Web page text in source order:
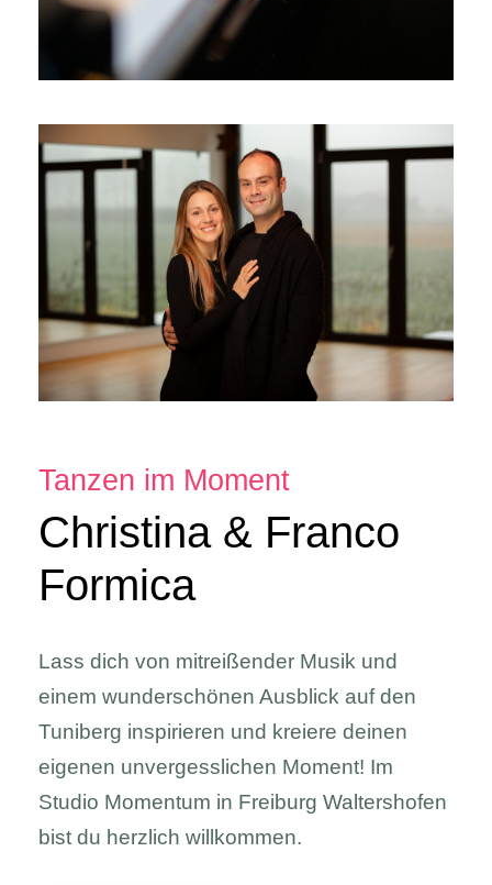
Tanzen im Moment
Christina & Franco
Formica
Lass dich von mitreißender Musik und
einem wunderschönen Ausblick auf den
Tuniberg inspirieren und kreiere deinen
eigenen unvergesslichen Moment! Im
Studio Momentum in Freiburg Waltershofen
bist du herzlich willkommen.